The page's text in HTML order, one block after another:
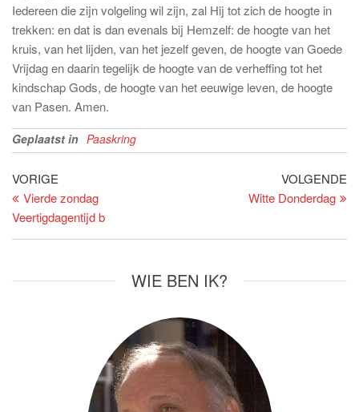
Iedereen die zijn volgeling wil zijn, zal Hij tot zich de hoogte in
trekken: en dat is dan evenals bij Hemzelf: de hoogte van het
kruis, van het lijden, van het jezelf geven, de hoogte van Goede
Vrijdag en daarin tegelijk de hoogte van de verheffing tot het
kindschap Gods, de hoogte van het eeuwige leven, de hoogte
van Pasen. Amen.
Geplaatst in Paaskring
Bericht
navigatie
Vorig
bericht
VORIGE
Vierde zondag
Veertigdagentijd b
VOLGENDE
Witte Donderdag
WIE BEN IK?